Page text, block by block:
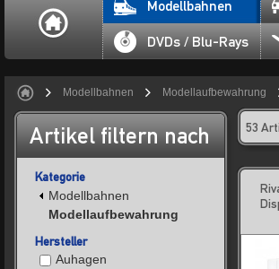
Modellbahnen
DVDs / Blu-Rays
Modellbahnen Modellaufbewahrung
Artikel filtern nach
Kategorie
Modellbahnen
Modellaufbewahrung
Hersteller
Auhagen
53